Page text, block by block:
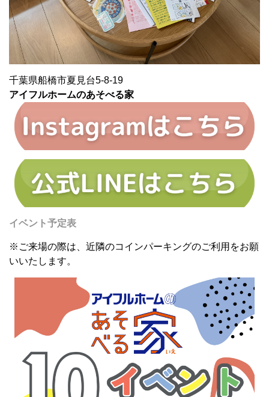
千葉県船橋市夏見台5-8-19
アイフルホームのあそべる家
イベント予定表
※ご来場の際は、近隣のコインパーキングのご利用をお願
いいたします。